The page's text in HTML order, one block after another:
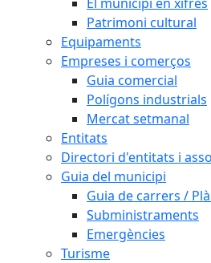
Patrimoni cultural
Equipaments
Empreses i comerços
Guia comercial
Polígons industrials
Mercat setmanal
Entitats
Directori d'entitats i
Guia del municipi
Guia de carrers /
Subministraments
Emergències
Turisme